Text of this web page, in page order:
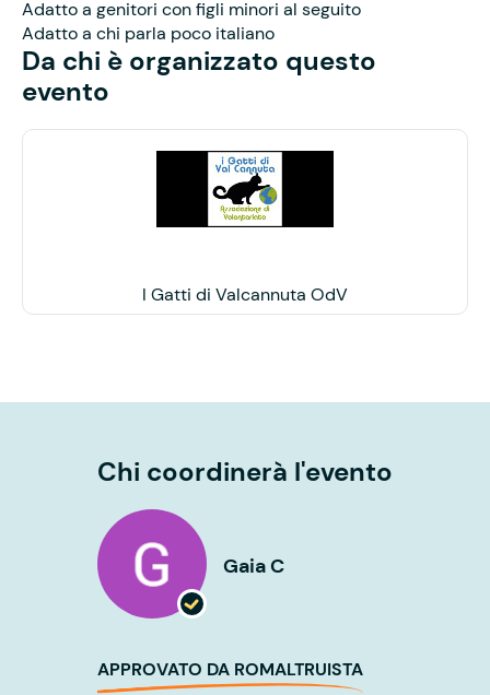
Adatto a genitori con figli minori al seguito
Adatto a chi parla poco italiano
Da chi è organizzato questo
evento
I Gatti di Valcannuta OdV
Chi coordinerà l'evento
Gaia C
APPROVATO DA ROMALTRUISTA